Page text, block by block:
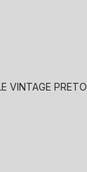
VINTAGE PRETO